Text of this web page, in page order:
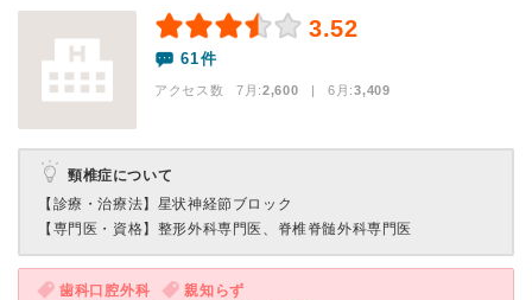
3.52
61件
アクセス数 7月:2,600 | 6月:3,409
頸椎症について
【診療・治療法】 星状神経節ブロック
【専門医・資格】 整形外科専門医、脊椎脊髄外科専門医
歯科口腔外科
親知らず